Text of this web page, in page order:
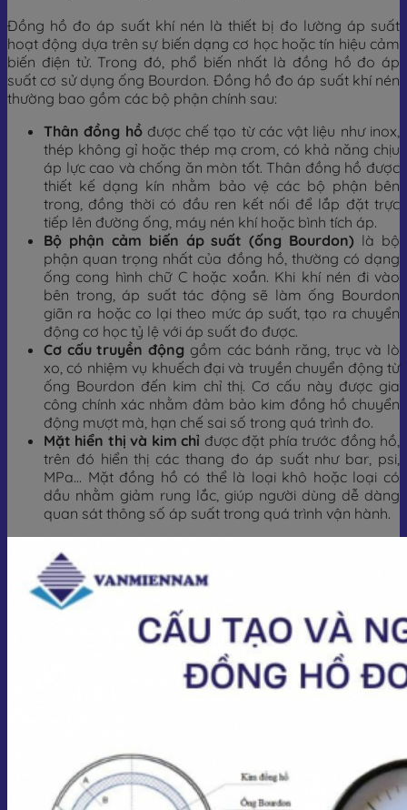
Đồng hồ đo áp suất khí nén là thiết bị đo lường áp suất
hoạt động dựa trên sự biến dạng cơ học hoặc tín hiệu cảm
biến điện tử. Trong đó, phổ biến nhất là đồng hồ đo áp
suất cơ sử dụng ống Bourdon. Đồng hồ đo áp suất khí nén
thường bao gồm các bộ phận chính sau:
Thân đồng hồđược chế tạo từ các vật liệu như inox,
thép không gỉ hoặc thép mạ crom, có khả năng chịu
áp lực cao và chống ăn mòn tốt. Thân đồng hồ được
thiết kế dạng kín nhằm bảo vệ các bộ phận bên
trong, đồng thời có đầu ren kết nối để lắp đặt trực
tiếp lên đường ống, máy nén khí hoặc bình tích áp.
Bộ phận cảm biến áp suất (ống Bourdon) là bộ
phận quan trọng nhất của đồng hồ, thường có dạng
ống cong hình chữ C hoặc xoắn. Khi khí nén đi vào
bên trong, áp suất tác động sẽ làm ống Bourdon
giãn ra hoặc co lại theo mức áp suất, tạo ra chuyển
động cơ học tỷ lệ với áp suất đo được.
Cơ cấu truyền động gồm các bánh răng, trục và lò
xo, có nhiệm vụ khuếch đại và truyền chuyển động từ
ống Bourdon đến kim chỉ thị. Cơ cấu này được gia
công chính xác nhằm đảm bảo kim đồng hồ chuyển
động mượt mà, hạn chế sai số trong quá trình đo.
Mặt hiển thị và kim chỉ được đặt phía trước đồng hồ,
trên đó hiển thị các thang đo áp suất như bar, psi,
MPa… Mặt đồng hồ có thể là loại khô hoặc loại có
dầu nhằm giảm rung lắc, giúp người dùng dễ dàng
quan sát thông số áp suất trong quá trình vận hành.